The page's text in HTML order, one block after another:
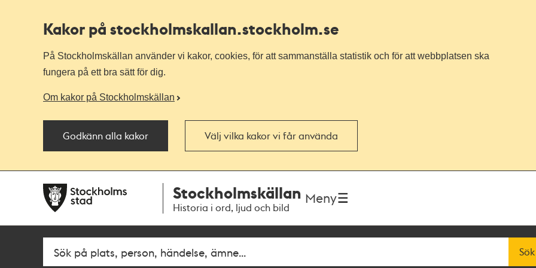
Kakor på stockholmskallan.stockholm.se
På Stockholmskällan använder vi kakor, cookies, för att sammanställa statistik och för att webbplatsen ska
fungera på ett bra sätt för dig.
Om kakor på Stockholmskällan
Godkänn alla kakor Välj vilka kakor vi får använda
navigationen
huvudinnehållet
Stockholmskällan
Historia i ord, ljud och bild
Meny
Fritextsök Sök